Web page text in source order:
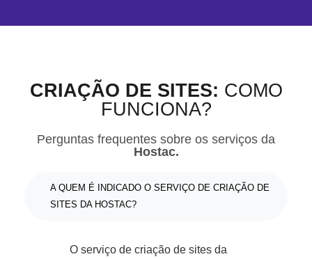
CRIAÇÃO DE SITES: COMO
FUNCIONA?
Perguntas frequentes sobre os serviços da
Hostac.
A QUEM É INDICADO O SERVIÇO DE CRIAÇÃO DE
SITES DA HOSTAC?
O serviço de criação de sites da